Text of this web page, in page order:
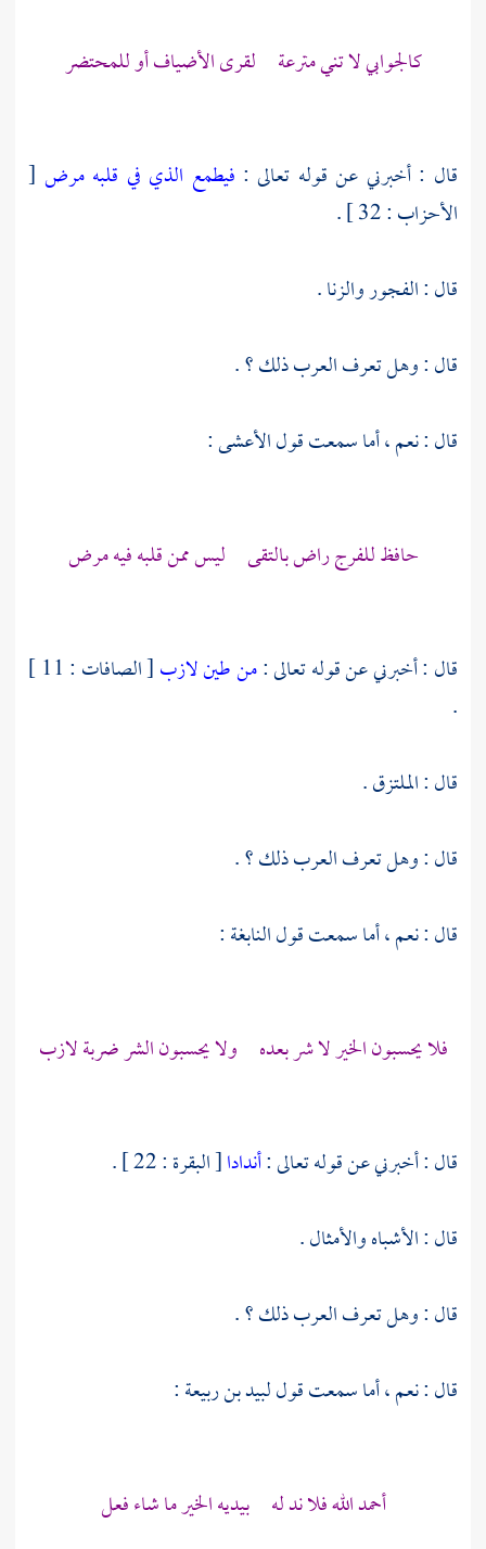
كالجوابي لا تني مترعة لقرى الأضياف أو للمحتضر
قال : أخبرني عن قوله تعالى : فيطمع الذي في قلبه مرض [
الأحزاب : 32 ] .
قال : الفجور والزنا .
قال : وهل تعرف العرب ذلك ؟ .
قال : نعم ، أما سمعت قولالأعشى:
حافظ للفرج راض بالتقى ليس ممن قلبه فيه مرض
قال : أخبرني عن قوله تعالى :من طين لازب
[ الصافات : 11 ]
.
قال : الملتزق .
قال : وهل تعرف العرب ذلك ؟ .
قال : نعم ، أما سمعت قولالنابغة:
فلا يحسبون الخير لا شر بعده ولا يحسبون الشر ضربة لازب
قال : أخبرني عن قوله تعالى :أندادا[ البقرة : 22 ] .
قال : الأشباه والأمثال .
قال : وهل تعرف العرب ذلك ؟ .
قال : نعم ، أما سمعت قوللبيد بن ربيعة:
أحمد الله فلا ند له بيديه الخير ما شاء فعل